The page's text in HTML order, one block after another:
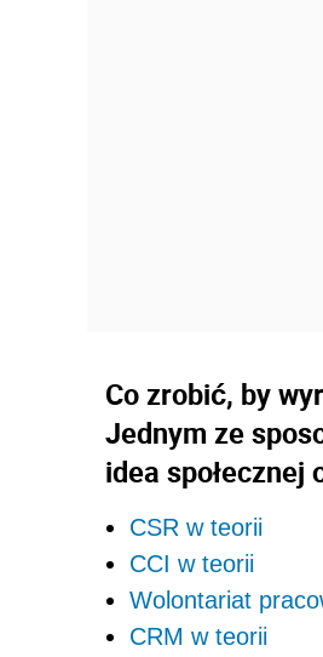
Co zrobić, by
Jednym ze
idea społecznej
CSR w teorii
CCI w teorii
Wolontariat
CRM w teorii